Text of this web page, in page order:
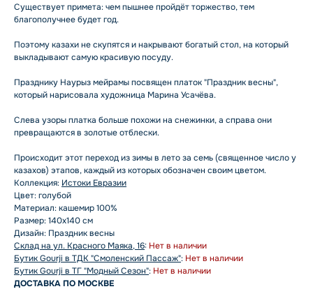
Существует примета: чем пышнее пройдёт торжество, тем
благополучнее будет год.
Поэтому казахи не скупятся и накрывают богатый стол, на который
выкладывают самую красивую посуду.
Празднику Наурыз мейрамы посвящен платок "Праздник весны",
который нарисовала художница Марина Усачёва.
Слева узоры платка больше похожи на снежинки, а справа они
превращаются в золотые отблески.
Происходит этот переход из зимы в лето за семь (священное число у
казахов) этапов, каждый из которых обозначен своим цветом.
Коллекция: Истоки Евразии
Цвет: голубой
Материал: кашемир 100%
Размер: 140x140 см
Дизайн: Праздник весны
Склад на ул. Красного Маяка, 16: Нет в наличии
Бутик Gourji в ТДК "Смоленский Пассаж": Нет в наличии
Бутик Gourji в ТГ "Модный Сезон": Нет в наличии
ДОСТАВКА ПО МОСКВЕ